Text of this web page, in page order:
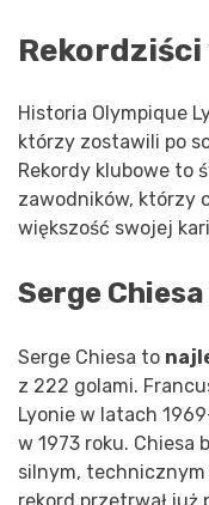
Historia Olympique
którzy zostawili po
Rekordy klubowe to
zawodników, którzy
większość swojej
Serge
Serge Chiesa to
z 222 golami.
Lyonie w latach
w 1973 roku. Chiesa
silnym,